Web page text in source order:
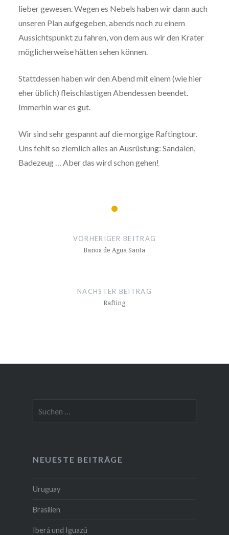
lieber gewesen. Wegen es Nebels haben wir dann auch
unseren Plan aufgegeben, abends noch zu einem
Aussichtspunkt zu fahren, von dem aus wir den Krater
möglicherweise hätten sehen können.
Stattdessen haben wir den Abend mit einem (wie hier
eher üblich) fleischlastigen Abendessen beendet.
Immerhin war es gut.
Wir sind sehr gespannt auf die morgige Raftingtour.
Uns fehlt so ziemlich alles an Ausrüstung: Sandalen,
Badezeug … Aber das wird schon gehen!
Beitragsnavigation
VORHERIGER BEITRAG
Baños de Agua Santa
NÄCHSTER BEITRAG
Rafting
nach:
NEUESTE BEITRÄGE
Uruguay
Brasilien
Iberá und Iguazú